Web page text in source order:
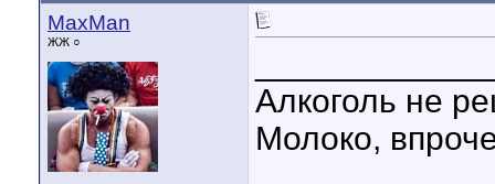
MaxMan
ЖЖ ○
Алкоголь не
Молоко,